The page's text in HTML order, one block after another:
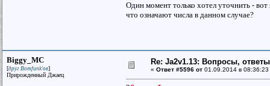
Один момент только хотел уточнить -
что означают числа в данном случае?
Biggy_MC
[друг Bomfunk'ов]
Прирожденный Джаец
Re: Ja2v1.13: Вопросы,
« Ответ #5596 от 01.09.2014 в 08:36:23